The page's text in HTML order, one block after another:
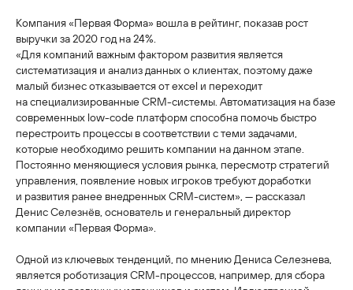
Компания «Первая Форма» вошла в рейтинг, показав рост
выручки за 2020 год на 24%.
«Для компаний важным фактором развития является
систематизация и анализ данных о клиентах, поэтому даже
малый бизнес отказывается от excel и переходит
на специализированные CRM-системы. Автоматизация на базе
современных low-code платформ способна помочь быстро
перестроить процессы в соответствии с теми задачами,
которые необходимо решить компании на данном этапе.
Постоянно меняющиеся условия рынка, пересмотр стратегий
управления, появление новых игроков требуют доработки
и развития ранее внедренных CRM-систем», — рассказал
Денис Селезнёв, основатель и генеральный директор
компании «Первая Форма».
Одной из ключевых тенденций, по мнению Дениса Селезнева,
является роботизация CRM-процессов, например, для сбора